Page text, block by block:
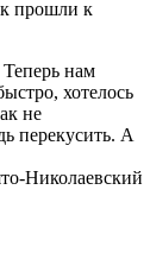
прошли к
нам
хотелось
не
перекусить. А
Николаевский